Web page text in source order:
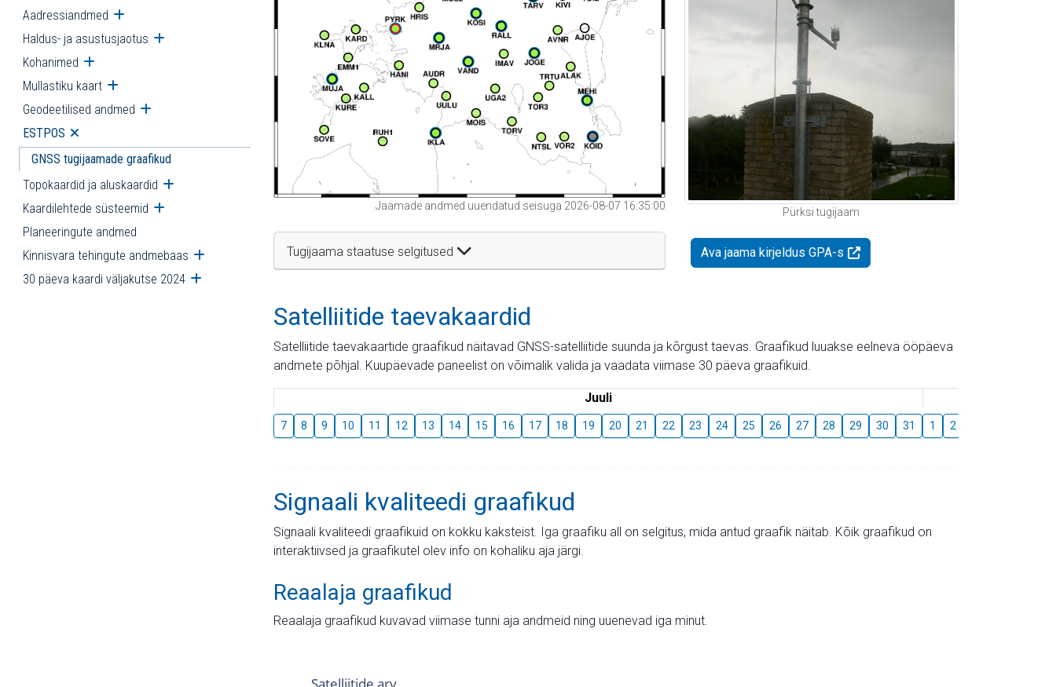
Aadressiandmed Ava alammenüü
Haldus- ja asustusjaotus Ava alammenüü
Kohanimed Ava alammenüü
Mullastiku kaart Ava alammenüü
Geodeetilised andmed Ava alammenüü
ESTPOS Ava alammenüü
GNSS tugijaamade graafikud
Topokaardid ja aluskaardid Ava alammenüü
Kaardilehtede süsteemid Ava alammenüü
Planeeringute andmed
Kinnisvara tehingute andmebaas Ava alammenüü
30 päeva kaardi väljakutse 2024 Ava alammenüü
Jaamade andmed uuendatud seisuga 2026-08-07 16:35:00
Tugijaama staatuse selgitused
Pürksi tugijaam
Ava jaama kirjeldus GPA-s
Satelliitide taevakaardid
Satelliitide taevakaartide graafikud näitavad GNSS-satelliitide suunda ja kõrgust taevas. Graafikud luuakse eelneva ööpäeva
andmete põhjal. Kuupäevade paneelist on võimalik valida ja vaadata viimase 30 päeva graafikuid.
Juuli
7 8 9 10 11 12 13 14 15 16 17 18 19 20 21 22 23 24 25 26 27 28 29 30 31 1 2
Signaali kvaliteedi graafikud
Signaali kvaliteedi graafikuid on kokku kaksteist. Iga graafiku all on selgitus, mida antud graafik näitab. Kõik graafikud on
interaktiivsed ja graafikutel olev info on kohaliku aja järgi.
Reaalaja graafikud
Reaalaja graafikud kuvavad viimase tunni aja andmeid ning uuenevad iga minut.